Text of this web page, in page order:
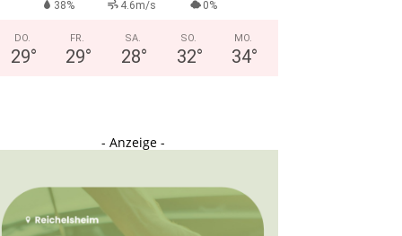
38% 4.6m/s 0%
DO.
29°
FR.
29°
SA.
28°
SO.
32°
MO.
34°
- Anzeige -